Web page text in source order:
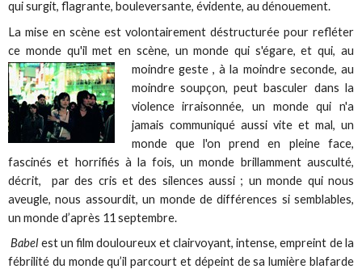
qui surgit, flagrante, bouleversante, évidente, au dénouement.
La mise en scène est volontairement déstructurée pour refléter
ce monde qu'il met en scène, un monde qui s'égare,et qui, au
moindre geste , à la moindre seconde, au
moindre soupçon, peut basculer dans la
violence irraisonnée, un monde qui n'a
jamais communiqué aussi vite et mal, un
monde que l'on prend en pleine face,
fascinés et horrifiés à la fois, un monde brillamment ausculté,
décrit, par des cris et des silences aussi ; un monde qui nous
aveugle, nous assourdit, un monde de différences si semblables,
un monde d’après 11 septembre.
Babelest un film douloureux et clairvoyant, intense, empreint de la
fébrilité du monde qu’il parcourt et dépeint de sa lumière blafarde